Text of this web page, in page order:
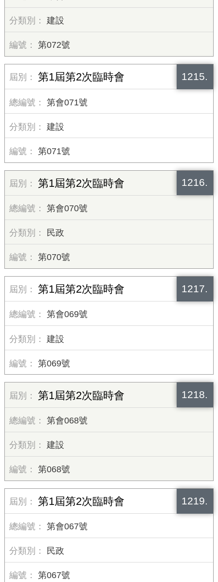
建設
第072號
1215.
第1屆第2次臨時會
第會071號
建設
第071號
1216.
第1屆第2次臨時會
第會070號
民政
第070號
1217.
第1屆第2次臨時會
第會069號
建設
第069號
1218.
第1屆第2次臨時會
第會068號
建設
第068號
1219.
第1屆第2次臨時會
第會067號
民政
第067號